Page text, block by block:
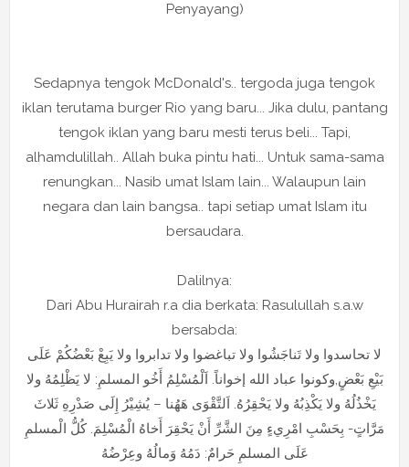
Penyayang)
Sedapnya tengok McDonald's.. tergoda juga tengok
iklan terutama burger Rio yang baru... Jika dulu, pantang
tengok iklan yang baru mesti terus beli... Tapi,
alhamdulillah.. Allah buka pintu hati... Untuk sama-sama
renungkan... Nasib umat Islam lain... Walaupun lain
negara dan lain bangsa.. tapi setiap umat Islam itu
bersaudara.
Dalilnya:
Dari Abu Hurairah r.a dia berkata: Rasulullah s.a.w
bersabda:
لا تحاسدوا ولا تَناجَشُوا ولا تباغضوا ولا تدابروا ولا يَبِعْ بَعْضُكُمْ عَلَى
بَيْعِ بَعْضٍ,وكونوا عباد الله إخواناً. اَلْمُسْلِمُ أَخُو المسلمِ: لا يَظْلِمُهُ ولا
يَخْذُلُهُ ولا يَكْذِبُهُ ولا يَحْقِرُهُ. اَلتَّقْوَى هَهُنا – يُشِيْرُ إِلَى صَدْرِهِ ثَلاثَ
مَرَّاتٍ- بِحَسْبِ امْرِيءٍ مِنَ الشَّرِّ أَنْ يَحْقِرَ أَخاهُ الْمُسْلِمَ. كُلُّ الْمسلمِ
عَلَى المسلمِ حَرامٌ: دَمُهُ وَمالُهُ وعِرْضُهُ